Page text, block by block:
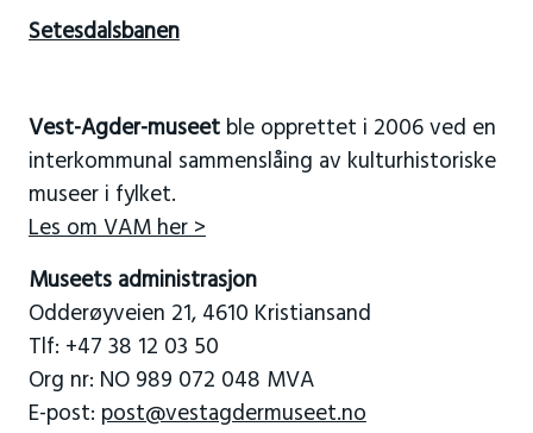
Setesdalsbanen
Vest-Agder-museetble opprettet i 2006 ved en
interkommunal sammenslåing av kulturhistoriske
museer i fylket.
Les om VAM her >
Museets administrasjon
Odderøyveien 21, 4610 Kristiansand
Tlf: +47 38 12 03 50
Org nr: NO 989 072 048 MVA
E-post: post@vestagdermuseet.no